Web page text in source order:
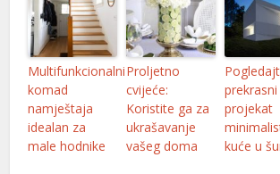
Multifunkcionalni
komad
namještaja
idealan za
male hodnike
Proljetno
cvijeće:
Koristite ga za
ukrašavanje
vašeg doma
prekrasni
projekat
kuće u